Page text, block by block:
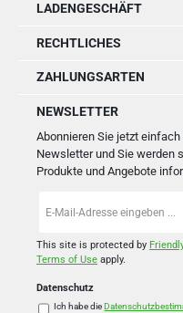
LADENGESCHÄFT
RECHTLICHES
ZAHLUNGSARTEN
NEWSLETTER
Abonnieren Sie jetzt
Newsletter und Sie werden
Produkte und Angebote
Mail-
*
This site is protected by
Terms of Use apply.
Datenschutz
Ich habe die